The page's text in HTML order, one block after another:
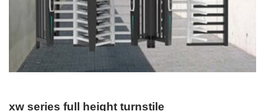
xw series full height turnstile